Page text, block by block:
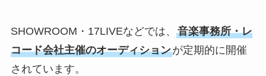
SHOWROOM・17LIVEなどでは、 音楽事務所・レ
コード会社主催のオーディションが定期的に開催
されています。